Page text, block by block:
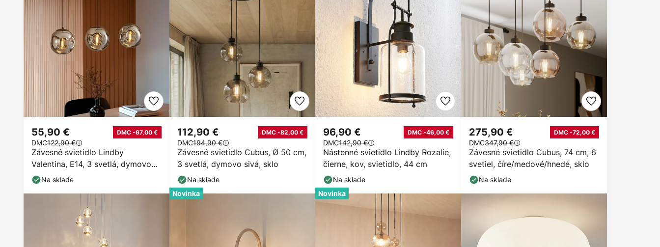
Závesné svietidlo Lindby
Valentina, E14, 3 svetlá, dymovo
sivá, sklo
55,90 € DMC -67,00 €
DMC122,90 €
Na sklade
Závesné svietidlo Cubus, Ø 50 cm,
3 svetlá, dymovo sivá, sklo
112,90 € DMC -82,00 €
DMC194,90 €
Na sklade
Nástenné svietidlo Lindby Rozalie,
čierne, kov, svietidlo, 44 cm
96,90 € DMC -46,00 €
DMC142,90 €
Na sklade
Závesné svietidlo Cubus, 74 cm, 6
svetiel, číre/medové/hnedé, sklo
275,90 € DMC -72,00 €
DMC347,90 €
Na sklade
Novinka Novinka